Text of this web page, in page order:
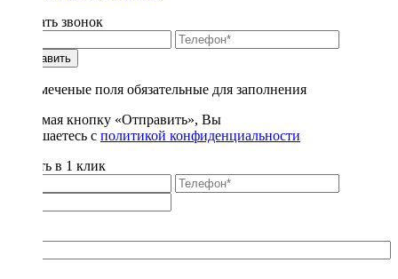
Заказать звонок
Отправить
* - отмеченые поля обязательные для заполнения
Нажимая кнопку «Отправить», Вы
соглашаетесь с политикой конфиденциальности
Купить в 1 клик